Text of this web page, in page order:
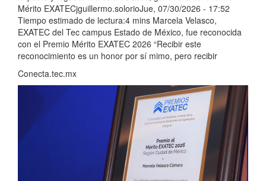
Mérito EXATECjguillermo.solorioJue, 07/30/2026 - 17:52
Tiempo estimado de lectura:4 mins Marcela Velasco,
EXATEC del Tec campus Estado de México, fue reconocida
con el Premio Mérito EXATEC 2026 “Recibir este
reconocimiento es un honor por sí mimo, pero recibir
Conecta.tec.mx